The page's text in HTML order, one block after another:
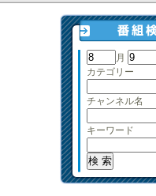
月
カテゴリー
チャンネル名
キーワード